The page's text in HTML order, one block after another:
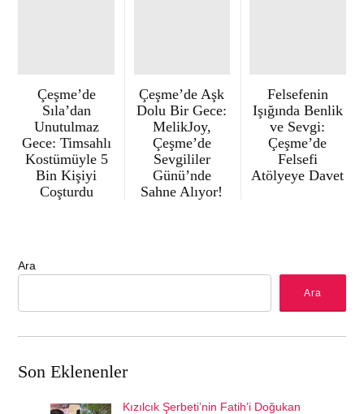
Çeşme’de
Sıla’dan
Unutulmaz
Gece: Timsahlı
Kostümüyle 5
Bin Kişiyi
Coşturdu
Çeşme’de Aşk
Dolu Bir Gece:
MelikJoy,
Çeşme’de
Sevgililer
Günü’nde
Sahne Alıyor!
Felsefenin
Işığında Benlik
ve Sevgi:
Çeşme’de
Felsefi
Atölyeye Davet
Ara
Ara
Son Eklenenler
Kızılcık Şerbeti’nin Fatih’i Doğukan